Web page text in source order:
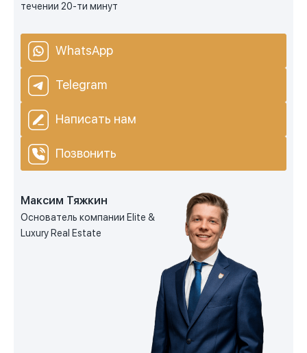
течении 20-ти минут
WhatsApp
Telegram
Написать нам
Позвонить
Максим Тяжкин
Основатель компании Elite &
Luxury Real Estate